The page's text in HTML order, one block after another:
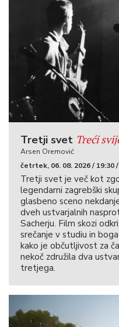
Tretji svet Treći
Arsen Oremović
četrtek, 06. 08. 2026 / 19:30
Tretji svet je več kot
legendarni zagrebški
glasbeno sceno
dveh ustvarjalnih
Sacherju. Film skozi
srečanje v studiu in
kako je občutljivost za
nekoč združila dva
tretjega.